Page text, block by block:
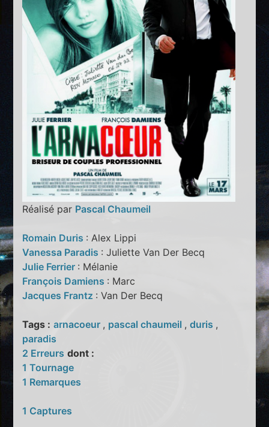
Réalisé par Pascal Chaumeil
Romain Duris : Alex Lippi
Vanessa Paradis : Juliette Van Der Becq
Julie Ferrier : Mélanie
François Damiens : Marc
Jacques Frantz : Van Der Becq
Tags : arnacoeur , pascal chaumeil ,duris ,
paradis
2 Erreurs dont :
1 Tournage
1 Remarques
1 Captures